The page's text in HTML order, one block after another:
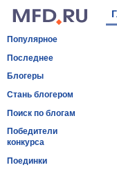
Популярное
Последнее
Блогеры
Стань блогером
Поиск по блогам
Победители
конкурса
Поединки